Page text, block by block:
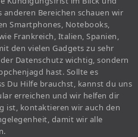
Bereichen schauen wir
Smartphones, Notebooks,
Frankreich, Italien, Spanien,
den vielen Gadgets zu sehr
Datenschutz wichtig, sondern
hast. Sollte es
Du Hilfe brauchst, kannst du uns
erreichen und wir helfen dir
ist, kontaktieren wir auch den
damit wir alle